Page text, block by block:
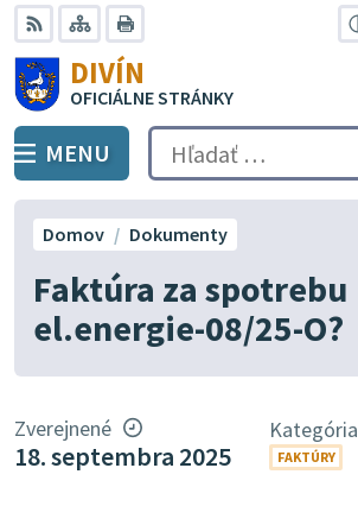
Preskočiť
na
obsah
RSS Mapa
DIVÍN
OFICIÁLNE STRÁNKY
PREPNÚŤ
MENU Hľadať:
Faktúra za spotrebu
el.energie-08/25-O?
Domov Dokumenty
Zverejnené
18. septembra 2025
Kategória
FAKTÚRY